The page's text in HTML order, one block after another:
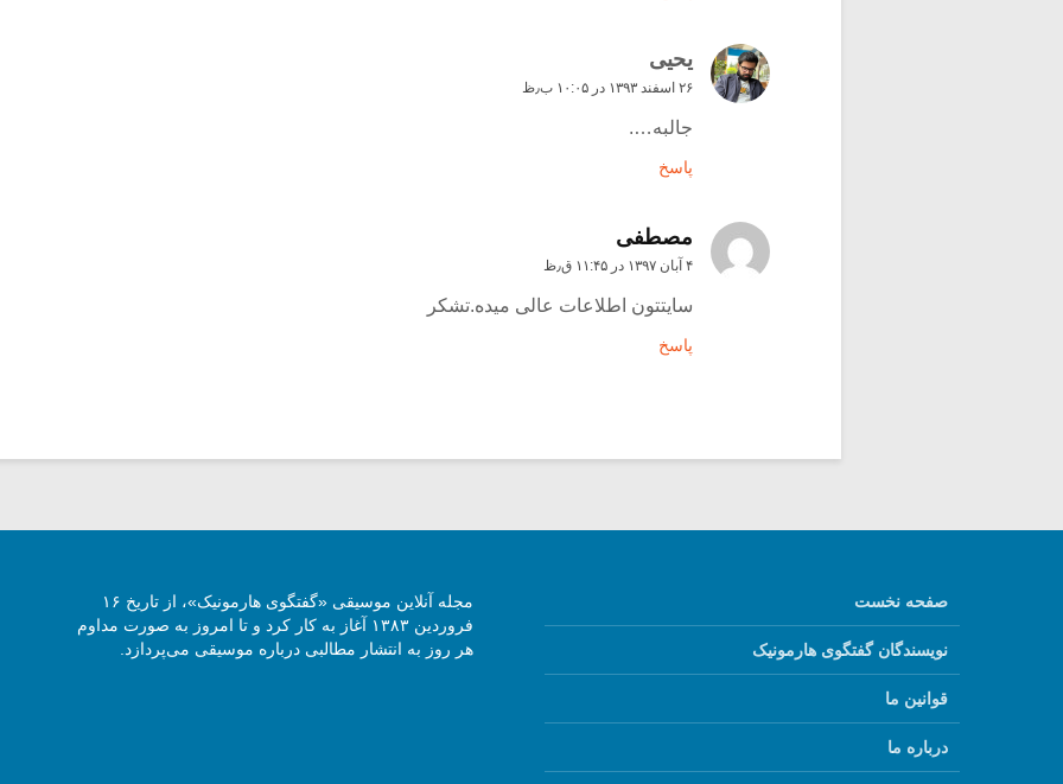
یحیی
۲۶ اسفند ۱۳۹۳ در ۱۰:۰۵ ب٫ظ
جالبه….
پاسخ
مصطفی
۴ آبان ۱۳۹۷ در ۱۱:۴۵ ق٫ظ
سایتتون اطلاعات عالی میده.تشکر
پاسخ
صفحه نخست
نویسندگان گفتگوی هارمونیک
قوانین ما
درباره ما
مجله آنلاین موسیقی «گفتگوی هارمونیک»، از تاریخ ۱۶
فروردین ۱۳۸۳ آغاز به کار کرد و تا امروز به صورت مداوم
هر روز به انتشار مطالبی درباره موسیقی می‌پردازد.